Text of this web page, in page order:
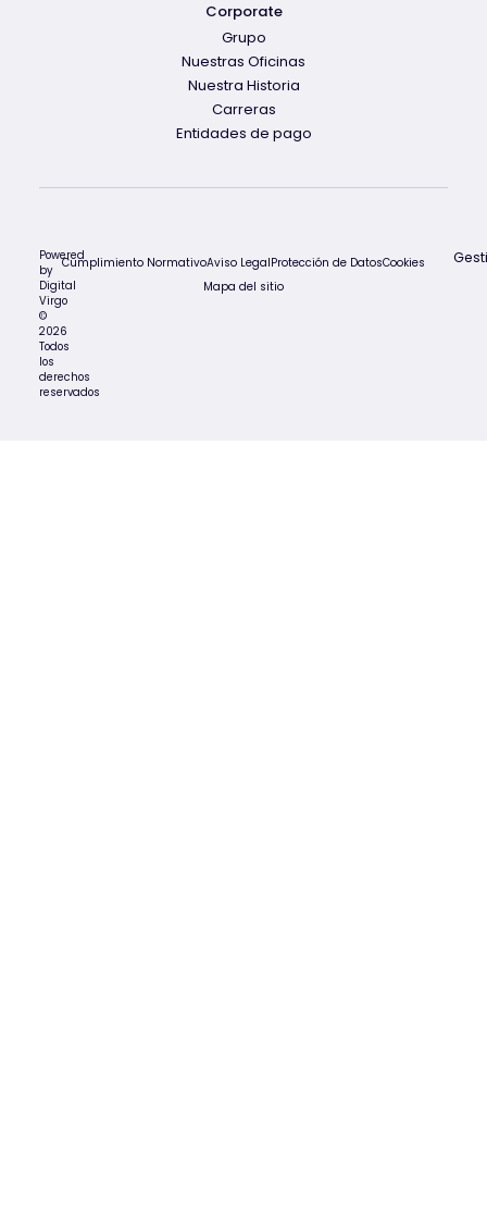
Corporate
Grupo
Nuestras Oficinas
Nuestra Historia
Carreras
Entidades de pago
Powered
by
Digital
Virgo
©
2026
Todos
los
derechos
reservados
Cumplimiento NormativoAviso LegalProtección de DatosCookies
Mapa del sitio